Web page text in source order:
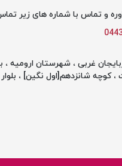
و تماس با شماره های زیر
غربی ، شهرستان ارومیه
شانزدهم[اول نگین] ، بلوار نبوت ،